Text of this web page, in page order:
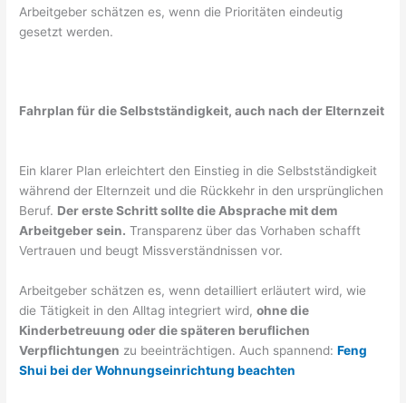
Arbeitgeber schätzen es, wenn die Prioritäten eindeutig
gesetzt werden.
Fahrplan für die Selbstständigkeit, auch nach der Elternzeit
Ein klarer Plan erleichtert den Einstieg in die Selbstständigkeit
während der Elternzeit und die Rückkehr in den ursprünglichen
Beruf. Der erste Schritt sollte die Absprache mit dem
Arbeitgeber sein. Transparenz über das Vorhaben schafft
Vertrauen und beugt Missverständnissen vor.
Arbeitgeber schätzen es, wenn detailliert erläutert wird, wie
die Tätigkeit in den Alltag integriert wird,ohne die
Kinderbetreuung oder die späteren beruflichen
Verpflichtungen zu beeinträchtigen. Auch spannend:Feng
Shui bei der Wohnungseinrichtung beachten